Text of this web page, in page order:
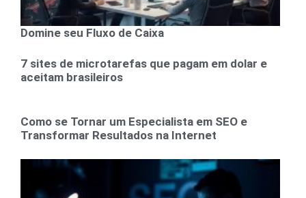
Domine seu Fluxo de Caixa
7 sites de microtarefas que pagam em dolar e
aceitam brasileiros
Como se Tornar um Especialista em SEO e
Transformar Resultados na Internet